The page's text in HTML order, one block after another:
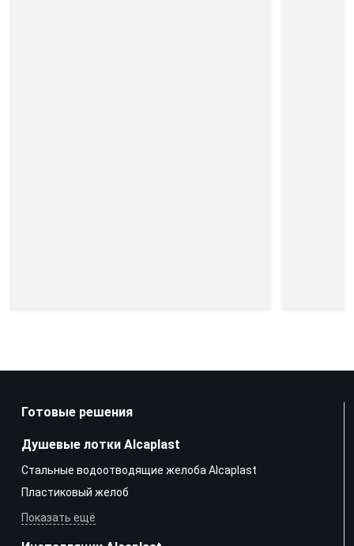
Готовые решения
Душевые лотки Alcaplast
Стальные водоотводящие желоба Alcaplast
Пластиковый желоб
Показать ещё